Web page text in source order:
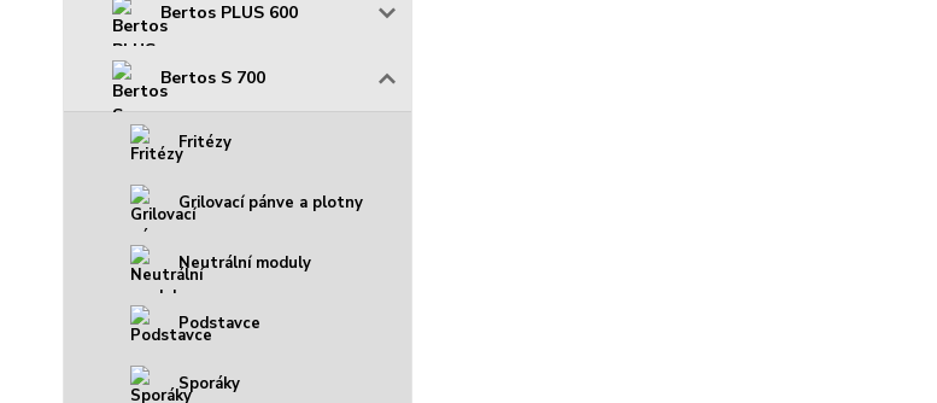
Bertos PLUS 600
Bertos S 700
Fritézy
Grilovací pánve a plotny
Neutrální moduly
Podstavce
Sporáky